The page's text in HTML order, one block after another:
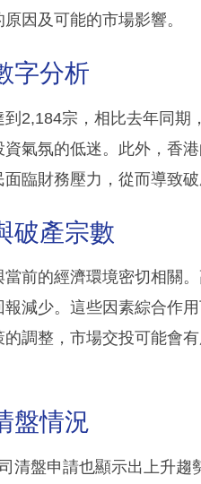
因及可能的市場影響。
字分析
2,184宗，相比去年同期
氣氛的低迷。此外，香
臨財務壓力，從而導致破
破產宗數
前的經濟環境密切相關
減少。這些因素綜合作
調整，市場交投可能會
盤情況
清盤申請也顯示出上升趨